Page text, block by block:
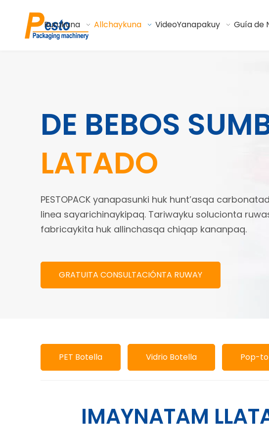
Rurukuna Allchaykuna VideoYanapakuy Guía de
DE BEBOS
LATADO
PESTOPACK yanapasunki huk hunt’asqa
linea sayarichinaykipaq. Tariwayku solucionta
fabricaykita huk allinchasqa chiqap kananpaq.
GRATUITA CONSULTACIÓNTA RUWAY
PET Botella Vidrio Botella Pop-
IMAYNATAM